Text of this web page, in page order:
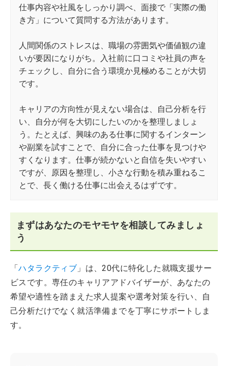
仕事内容や社風をしっかり調べ、面接で「実際の働
き方」について質問する方法があります。
人間関係のストレスは、職場の雰囲気や価値観の違
いが要因になりがち。入社前に口コミや社員の声を
チェックし、自分に合う環境か見極めることが大切
です。
キャリアの方向性が見えない場合は、自己分析を行
い、自分が何を大切にしたいのかを整理しましょ
う。たとえば、興味のある仕事に関するインターン
や副業を試すことで、自分に合った仕事を見つけや
すくなります。仕事が続かないと自信を失いやすい
ですが、原因を整理し、小さな行動を積み重ねるこ
とで、長く働ける仕事に出会えるはずです。
まずはあなたのモヤモヤを相談してみましょ
う
「ハタラクティブ 」は、20代に特化した就職支援サー
ビスです。専任のキャリアアドバイザーが、あなたの
希望や適性を踏まえた求人提案や選考対策を行い、自
己分析だけでなく就活準備までを丁寧にサポートしま
す。